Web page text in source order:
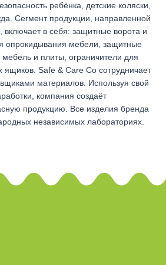
ребёнка, детские коляски,
Сегмент продукции, направленной
включает в себя: защитные ворота и
опрокидывания мебели, защитные
и плиты, ограничители для
Safe & Care Co сотрудничает
материалов. Используя свой
компания создаёт
продукцию. Все изделия бренда
независимых лабораториях.